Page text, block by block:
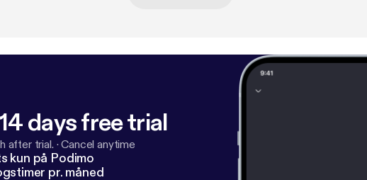
days free trial
after trial. ·Cancel anytime
kun på Podimo
pr. måned